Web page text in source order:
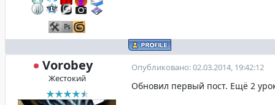
Vorobey
Жестокий
Опубликовано: 02.03.2014, 19:42:12
Обновил первый пост. Ещё 2